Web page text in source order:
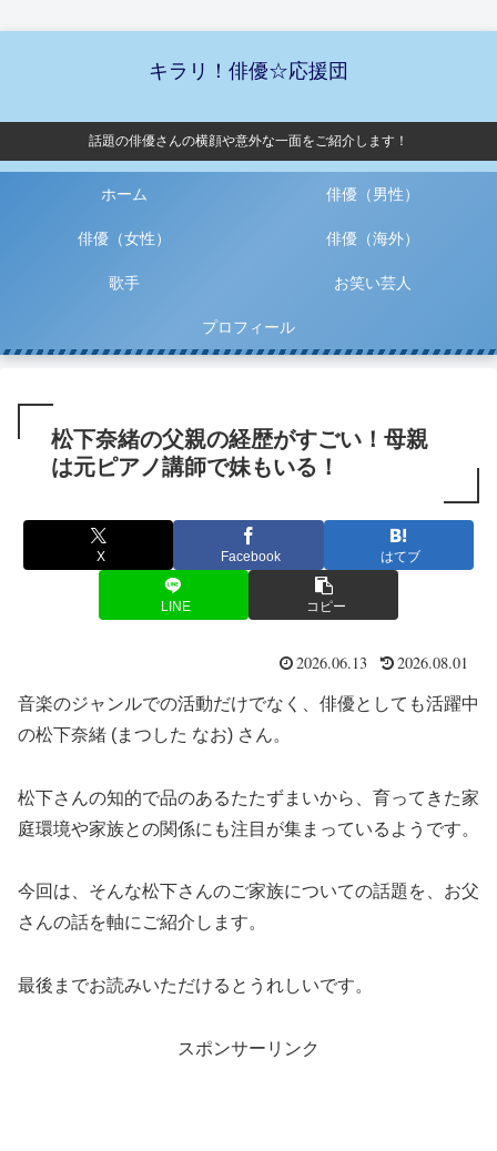
キラリ！俳優☆応援団
話題の俳優さんの横顔や意外な一面をご紹介します！
ホーム 俳優（男性）
俳優（女性） 俳優（海外）
歌手 お笑い芸人
プロフィール
松下奈緒の父親の経歴がすごい！母親
は元ピアノ講師で妹もいる！
X Facebook はてブ
LINE コピー
2026.06.13 2026.08.01
音楽のジャンルでの活動だけでなく、俳優としても活躍中
の松下奈緒 (まつした なお) さん。
松下さんの知的で品のあるたたずまいから、育ってきた家
庭環境や家族との関係にも注目が集まっているようです。
今回は、そんな松下さんのご家族についての話題を、お父
さんの話を軸にご紹介します。
最後までお読みいただけるとうれしいです。
スポンサーリンク